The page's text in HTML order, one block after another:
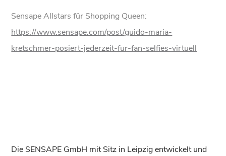
Sensape Allstars für Shopping Queen:
https://www.sensape.com/post/guido-maria-
kretschmer-posiert-jederzeit-fur-fan-selfies-virtuell
Die SENSAPE GmbH mit Sitz in Leipzig entwickelt und